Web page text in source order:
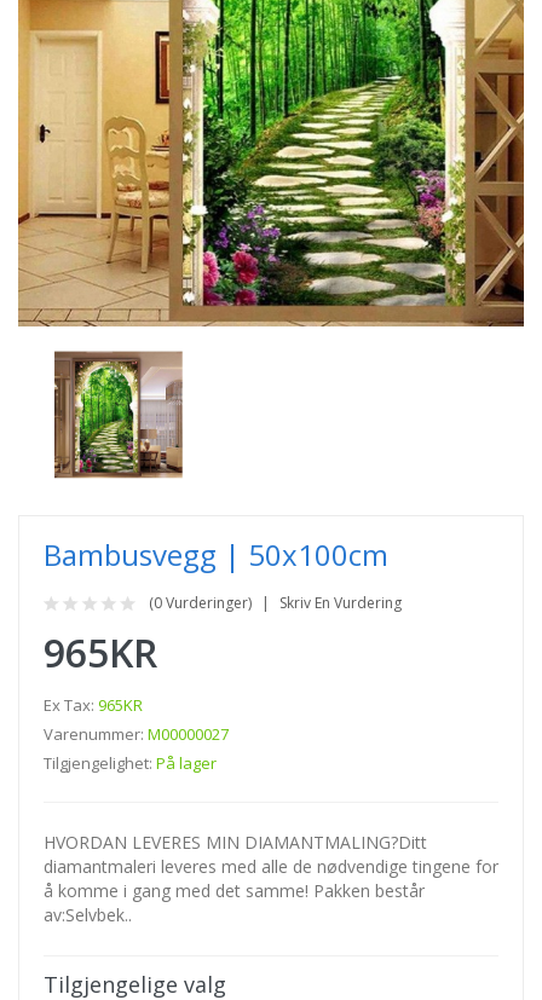
Bambusvegg | 50x100cm
(0 Vurderinger) Skriv En Vurdering
965KR
Ex Tax: 965KR
Varenummer: M00000027
Tilgjengelighet: På lager
HVORDAN LEVERES MIN DIAMANTMALING?Ditt
diamantmaleri leveres med alle de nødvendige tingene for
å komme i gang med det samme! Pakken består
av:Selvbek..
Tilgjengelige valg